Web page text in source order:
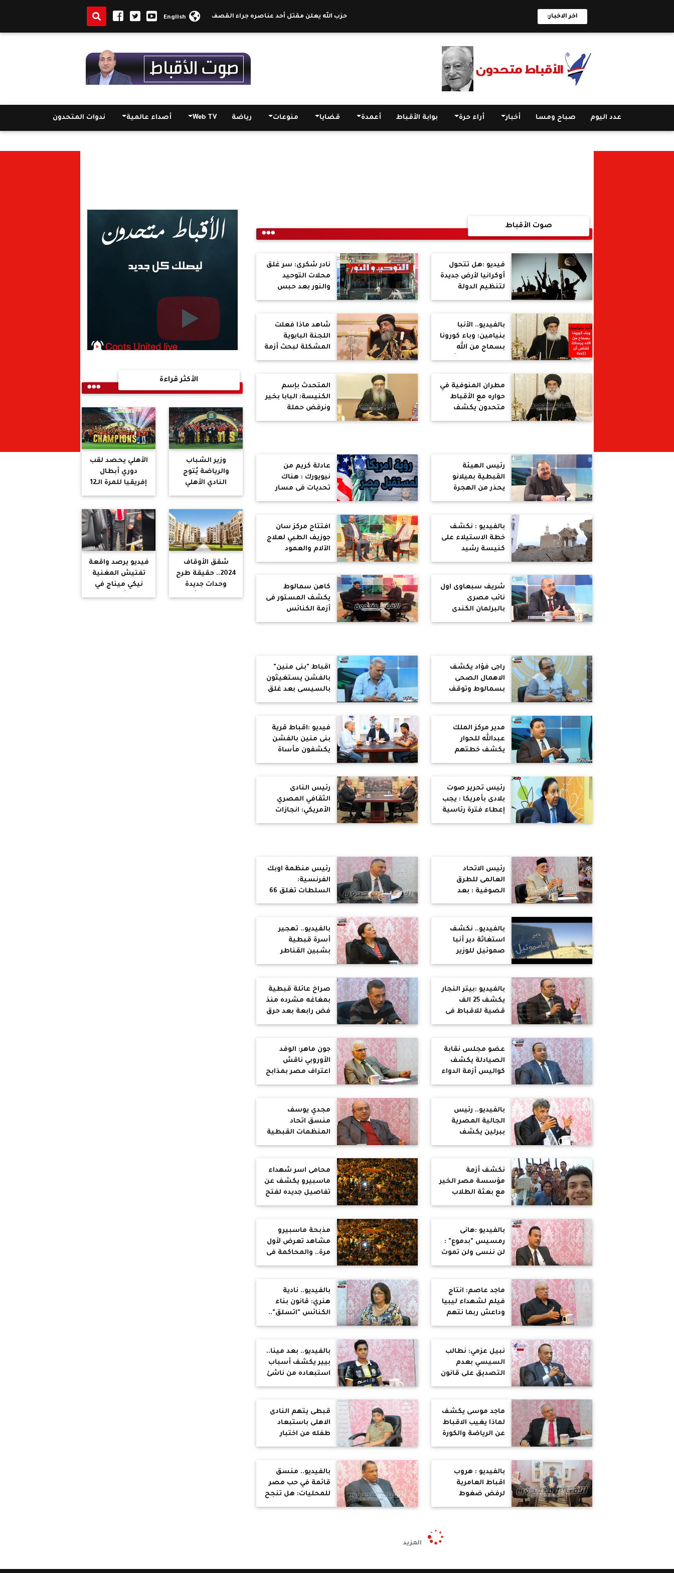
اخر الاخبار: حزب الله يعلن مقتل أحد عناصره جراء حزب الله يعلن مقتل أحد عناصره جراء القصف الإسرائيلي على الجنوب اللبناني
English
عدد اليوم صباح ومسا أخبار أراء حرة بوابة الأقباط أعمدة قضايا منوعات رياضة Web TV أصداء عالمية ندوات المتحدون
صوت الأقباط
فيديو :هل تتحول
أوكرانيا لأرض جديدة
لتنظيم الدولة
الإسلامية " داعش"
نادر شكرى: سر غلق
محلات التوحيد
والنور بعد حبس
السويركى والحرب
بالفيديو.. الأنبا
بنيامين: وباء كورونا
بسماح من الله
ورسالة للناس أن
شاهد ماذا فعلت
اللجنة البابوية
المشكلة لبحث أزمة
دير وادى الريان
مطران المنوفية في
حواره مع الأقباط
متحدون يكشف
المتحدث بإسم
الكنيسة: البابا بخير
ونرفض حملة
رئيس الهيئة
القبطية بميلانو
يحذر من الهجرة
الغير شرعية
تجارة الأعضاء
عادلة كريم من
نيويورك : هناك
تحديات فى مسار
العائلة المقدسة
المصلحة والمكسب
الشخصى
بالفيديو : نكشف
خطة الاستيلاء على
كنيسة رشيد
افتتاح مركز سان
جوزيف الطبي لعلاج
الآلام والعمود
شريف سبعاوى اول
نائب مصرى
بالبرلمان الكندى
كاهن سمالوط
يكشف المستور فى
أزمة الكنائس
راجى فؤاد يكشف
الاهمال الصحى
بسمالوط وتوقف
بناء المستشفى
التمويل
اقباط "بنى منين"
بالفشن يستغيثون
بالسيسى بعد غلق
كنيستهم
مدير مركز الملك
عبدالله للحوار
يكشف خطتهم
الأديان
فيديو :اقباط قرية
بنى منين بالفشن
يكشفون مأساة
رئيس تحرير صوت
بلادى بأمريكا : يجب
إعطاء فترة رئاسية
رئيس النادى
الثقافي المصري
الأمريكي: انجازات
رئيس الاتحاد
العالمى للطرق
الصوفية : بعد
مذبحة مسجد
القادمة للاقباط
رئيس منظمة اوبك
الفرنسية:
السلطات تغلق 66
مسجد بباريس
بالفيديو.. نكشف
استغاثة دير أنبا
صموئيل للوزير
بالفيديو.. تهجير
أسرة قبطية
بشبين القناطر
ونواب البرلمان
بالفيديو :بيتر النجار
يكشف 25 الف
قضية للاقباط فى
الاحوال الشخصية
صراخ عائلة قبطية
بمغاغه مشرده منذ
فض رابعة بعد حرق
ممتلكاتها
عضو مجلس نقابة
الصيادلة يكشف
كواليس أزمة الدواء
بين الشركات ووزارة
جون ماهر: الوفد
الأوروبي ناقش
اعتراف مصر بمذابح
تركيا ضد الأرمن
بالفيديو.. رئيس
الجالية المصرية
ببرلين يكشف
مجدي يوسف
منسق اتحاد
المنظمات القبطية
بالإخوان كجماعة
إرهابية
نكشف أزمة
مؤسسة مصر الخير
مع بعثة الطلاب
محامى اسر شهداء
ماسبيرو يكشف عن
تفاصيل جديده لفتح
المذبحة
بالفيديو :هانى
رمسيس "بدموع" :
لن ننسى ولن تموت
قضية ماسبيرو
الاول
مذبحة ماسبيرو
مشاهد تعرض لأول
مرة.. والمحاكمة فى
انتظار اللواء حمدي
ماجد عاصم: انتاج
فيلم لشهداء ليبيا
وداعش ربما نتهم
بازدراء الاديان
المنيا
بالفيديو.. نادية
هنري: قانون بناء
الكنائس "اتسلق"..
و"زاخر": الأزمة
نبيل عزمي: نطالب
السيسي بعدم
التصديق على قانون
بالفيديو.. بعد مينا..
بيير يكشف أسباب
استبعاده من ناشئ
ماجد موسى يكشف
لماذا يغيب الاقباط
عن الرياضة والكورة
قبطى يتهم النادى
الاهلى باستبعاد
طفله من اختبار
بالفيديو : هروب
اقباط العامرية
لرفض ضغوط
إجبارهم على
بالفيديو.. منسق
قائمة في حب مصر
للمحليات: هل تنجح
المحليات في
المزيد
الأكثر قراءة
وزير الشباب
والرياضة يُتوج
النادي الأهلي
بالأميرة السمراء
إدارته وجماهيره
بالانجاز
الأهلي يحصد لقب
دوري أبطال
إفريقيا للمرة الـ12
في تاريخه بعد
التونسي
شقق الأوقاف
2024.. حقيقة طرح
وحدات جديدة
بمقدم 16 ألف
فيديو يرصد واقعة
تفتيش المغنية
نيكي ميناج في
مطار أمستردام